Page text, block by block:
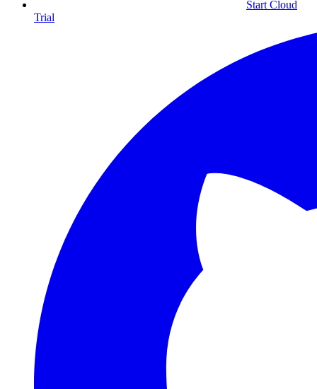
Start Cloud
Trial